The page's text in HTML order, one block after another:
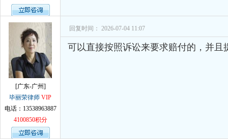
[广东-广州]
毕丽荣律师 VIP
电话：13538963887
4100850积分
回复时间： 2026-07-04 11:07
可以直接按照诉讼来要求赔付的，并且